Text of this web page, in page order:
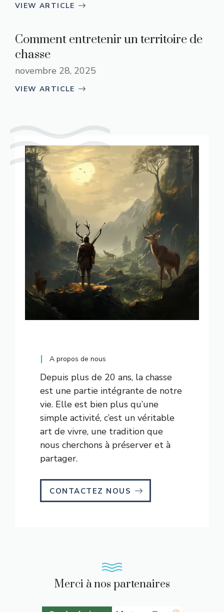
VIEW ARTICLE
Comment entretenir un territoire de
chasse
novembre 28, 2025
VIEW ARTICLE
A propos de nous
Depuis plus de 20 ans, la chasse
est une partie intégrante de notre
vie. Elle est bien plus qu’une
simple activité, c’est un véritable
art de vivre, une tradition que
nous cherchons à préserver et à
partager.
CONTACTEZ NOUS
Merci à nos partenaires